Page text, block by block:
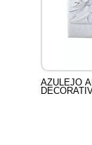
AZULEJO